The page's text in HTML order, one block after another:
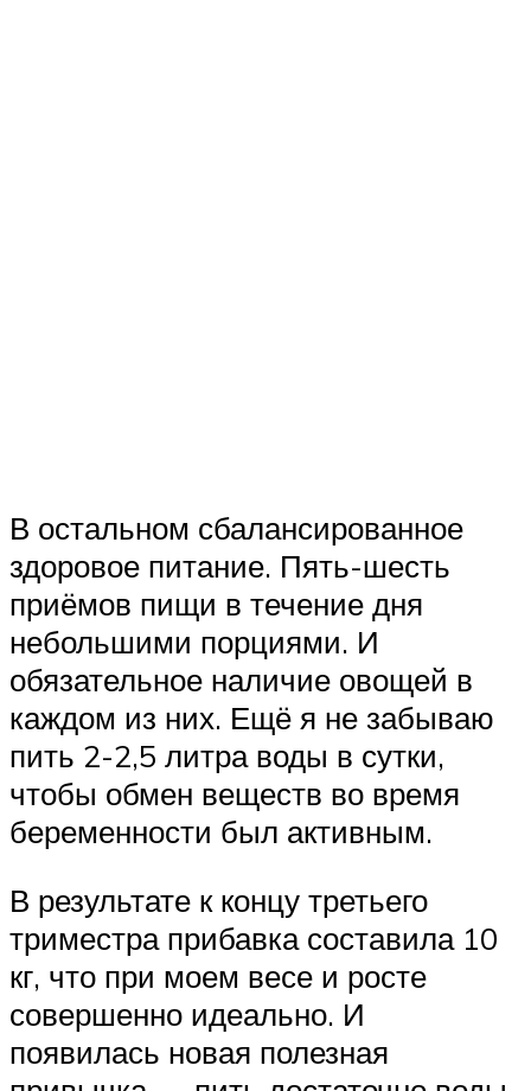
В остальном сбалансированное
здоровое питание. Пять-шесть
приёмов пищи в течение дня
небольшими порциями. И
обязательное наличие овощей в
каждом из них. Ещё я не забываю
пить 2-2,5 литра воды в сутки,
чтобы обмен веществ во время
беременности был активным.
В результате к концу третьего
триместра прибавка составила 10
кг, что при моем весе и росте
совершенно идеально. И
появилась новая полезная